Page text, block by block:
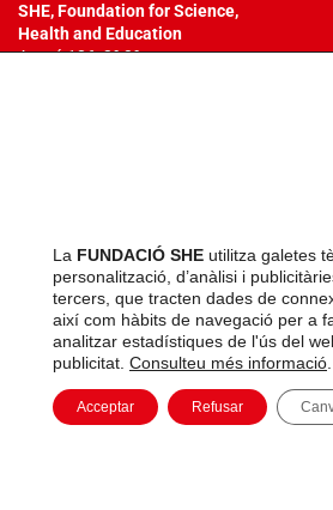
SHE, Foundation for Science,
Healthand Education
Aragó 186, 2º 3ª
seva incorporació a un sistema informàtic,
qualsevol forma o per qualsevol mitjà
fotocòpia, enregistrament o altres) sense
escrit dels titulars del copyright. La infracció
pot constituir un delicte contra la propietat
Avís legal
La FUNDACIÓ SHE utilitza galetes
personalització, d’anàlisi i
tercers, que tracten dades de
així com hàbits de navegació per a
analitzar estadístiques de l'ús del
publicitat. Consulteu més informació
Acceptar Refusar